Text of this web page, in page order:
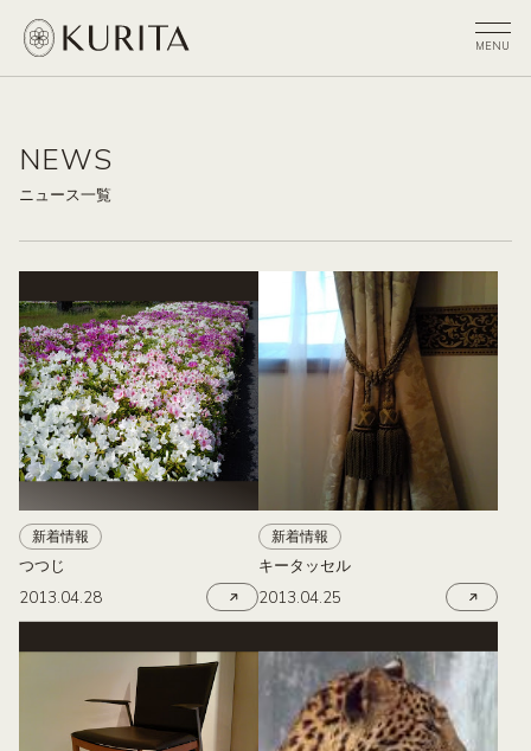
NEWS
ニュース一覧
新着情報
つつじ
2013.04.28
新着情報
キータッセル
2013.04.25